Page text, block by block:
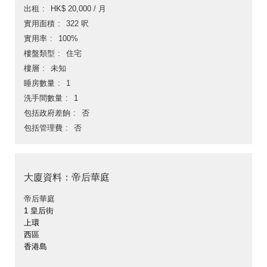
出租
HK$ 20,000 / 月
實用面積
322 呎
實用率
100%
樓盤類型
住宅
樓層
未知
睡房數量
1
洗手間數量
1
包括政府差餉
否
包括管理費
否
大廈資料：帝后華庭
帝后華庭
1 皇后街
上環
西區
香港島